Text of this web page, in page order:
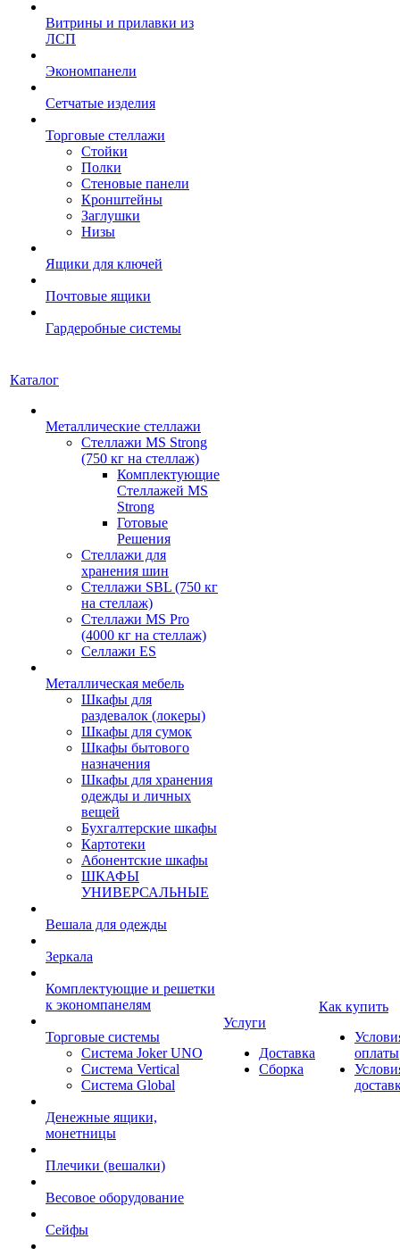
Витрины и прилавки из
ЛСП
Экономпанели
Сетчатые изделия
Торговые стеллажи
Стойки
Полки
Стеновые панели
Кронштейны
Заглушки
Низы
Ящики для ключей
Почтовые ящики
Гардеробные системы
Каталог
Металлические стеллажи
Стеллажи MS Strong
(750 кг на стеллаж)
Комплектующие
Стеллажей MS
Strong
Готовые
Решения
Стеллажи для
хранения шин
Стеллажи SBL (750 кг
на стеллаж)
Стеллажи MS Pro
(4000 кг на стеллаж)
Селлажи ES
Металлическая мебель
Шкафы для
раздевалок (локеры)
Шкафы для сумок
Шкафы бытового
назначения
Шкафы для хранения
одежды и личных
вещей
Бухгалтерские шкафы
Картотеки
Абонентские шкафы
ШКАФЫ
УНИВЕРСАЛЬНЫЕ
Вешала для одежды
Зеркала
Комплектующие и решетки
к экономпанелям
Торговые системы
Система Joker UNO
Система Vertical
Система Global
Денежные ящики,
монетницы
Плечики (вешалки)
Весовое оборудование
Сейфы
Услуги
Доставка
Сборка
Как купить
оплаты